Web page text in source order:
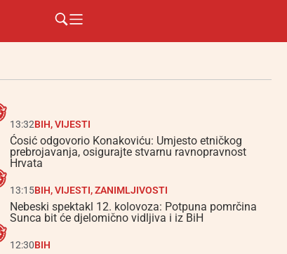
13:32BIH,VIJESTI
Ćosić odgovorio Konakoviću: Umjesto etničkog
prebrojavanja, osigurajte stvarnu ravnopravnost
Hrvata
13:15BIH,VIJESTI,ZANIMLJIVOSTI
Nebeski spektakl 12. kolovoza: Potpuna pomrčina
Sunca bit će djelomično vidljiva i iz BiH
12:30BIH